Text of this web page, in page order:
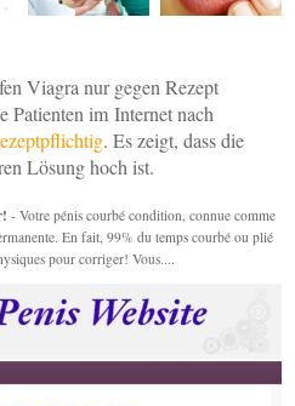
Viagra nur gegen Rezept
Patienten im Internet nach
. Es zeigt, dass die
Lösung hoch ist.
- Votre pénis courbé condition, connue comme
En fait, 99% du temps courbé ou plié
pour corriger! Vous....